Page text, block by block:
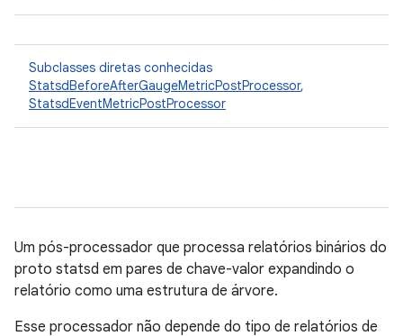
Subclasses diretas conhecidas
StatsdBeforeAfterGaugeMetricPostProcessor,
StatsdEventMetricPostProcessor
Um pós-processador que processa relatórios binários do
proto statsd em pares de chave-valor expandindo o
relatório como uma estrutura de árvore.
Esse processador não depende do tipo de relatórios de